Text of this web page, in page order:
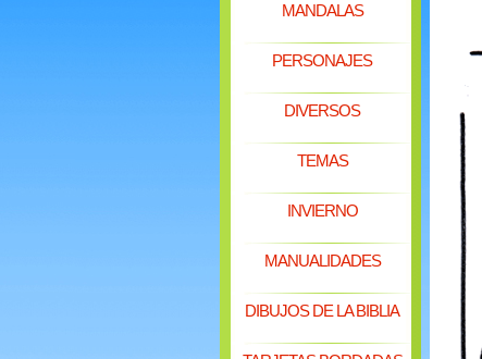
MANDALAS
PERSONAJES
DIVERSOS
TEMAS
INVIERNO
MANUALIDADES
DIBUJOS DE LA BIBLIA